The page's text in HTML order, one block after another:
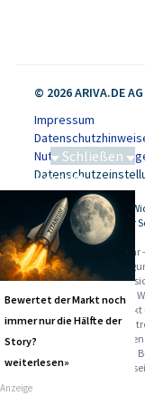
© 2026 ARIVA.DE AG
Impressum
-
Kursdaten,
Website oder
stellen.
Alle Angaben ohne Gewähr
Werbehinweise:
Die
Wertpapiere zu verstehen.
Anlegern den
eine Anlageentscheidung
insbesondere über die
Warnhinweise: Sie sind im
und schwer zu verstehen
Schließen
Saga bei 0,53 CAD
Bewertet der Markt noch
immer nur die Hälfte der
Story?
weiterlesen»
Anzeige